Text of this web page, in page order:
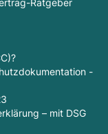
Ratgeber
-
– mit DSG